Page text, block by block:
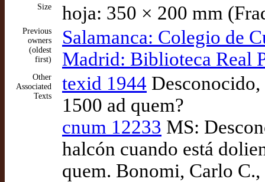
Size hoja: 350 × 200 mm
Previous
owners
(oldest
first)
Salamanca: Colegio de
Madrid: Biblioteca Real
Other
Associated
Texts
texid 1944
1500 ad quem?
cnum 12233 MS:
halcón cuando está
quem. Bonomi, Carlo